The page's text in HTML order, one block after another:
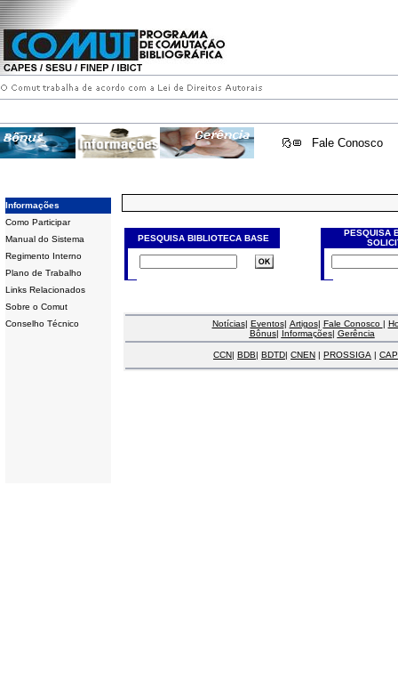
Fale Conosco
Informações
Como Participar
Manual do Sistema
Regimento Interno
Plano de Trabalho
Links Relacionados
Sobre o Comut
Conselho Técnico
PESQUISA BIBLIOTECA BASE
PESQUISA
Notícias| Eventos| Artigos| Fale Conosco |
Bônus| Informações| Gerência
CCN| BDB| BDTD| CNEN | PROSSIGA |